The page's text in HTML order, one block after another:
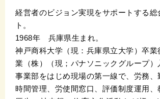
経営者のビジョン実現をサポートする総
ト。
1968年 兵庫県生まれ。
神戸商科大学（現：兵庫県立大学）卒業
業（株）（現；パナソニックグループ）
事業部をはじめ現場の第一線で、労務、
時間管理、労使間窓口、評価制度運用、